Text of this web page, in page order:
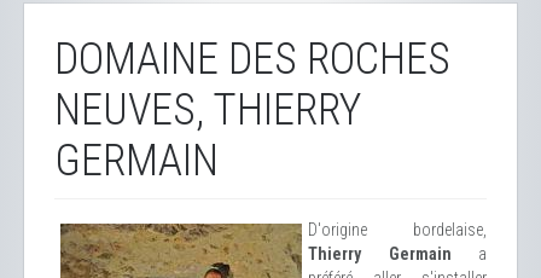
DOMAINE DES ROCHES
NEUVES, THIERRY
GERMAIN
D'origine bordelaise,
Thierry Germain a